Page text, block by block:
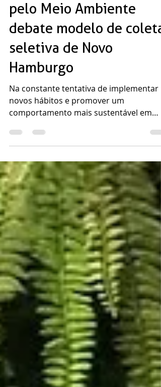
3 min de leitura
4° seminário do Comitê
debate modelo de coleta
seletiva de Novo
Hamburgo
Na constante tentativa de implementar
novos hábitos e promover um
comportamento mais sustentável em
Santa Maria, o Comitê pelo Meio...